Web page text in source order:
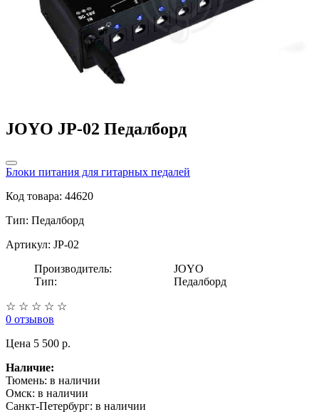
JOYO JP-02 Педалборд
Блоки питания для гитарных педалей
Код товара: 44620
Тип: Педалборд
Артикул: JP-02
Производитель:
JOYO
Тип:
Педалборд
☆ ☆ ☆ ☆ ☆
0 отзывов
Цена 5 500 p.
Наличие:
Тюмень: в наличии
Омск: в наличии
Санкт-Петербург: в наличии